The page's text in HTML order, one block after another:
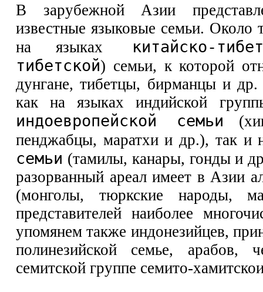
В зарубежной Азии
известные языковые семьи. Около
на языках китайско-
тибетской) семьи, к которой
дунгане, тибетцы, бирманцы и
как на языках индийской
индоевропейской семьи
пенджабцы, маратхи и др.), так и
семьи (тамилы, канары, гонды и
разорванный ареал имеет в Азии
(монголы, тюркские народы,
представителей наиболее
упомянем также индонезийцев,
полинезийской семье, арабов,
семитской группе семито-